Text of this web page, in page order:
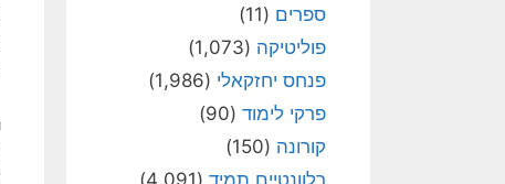
ספרים (11)
פוליטיקה (1,073)
פנחס יחזקאלי (1,986)
פרקי לימוד (90)
קורונה (150)